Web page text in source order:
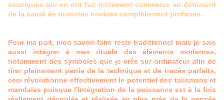
asiatiques qui en ont fait tristement commerce au détriment
de la santé de touristes novices complètement profanes.
Pour ma part, mon savoir-faire reste traditionnel mais je sais
aussi intégrer à mes rituels des éléments modernes,
notamment des symboles que je crée sur ordinateur afin de
tirer pleinement partie de la technique et de tracés parfaits,
ceci révolutionne effectivement le potentiel des talismans et
mandalas puisque l'intégration de la puissance est à la fois